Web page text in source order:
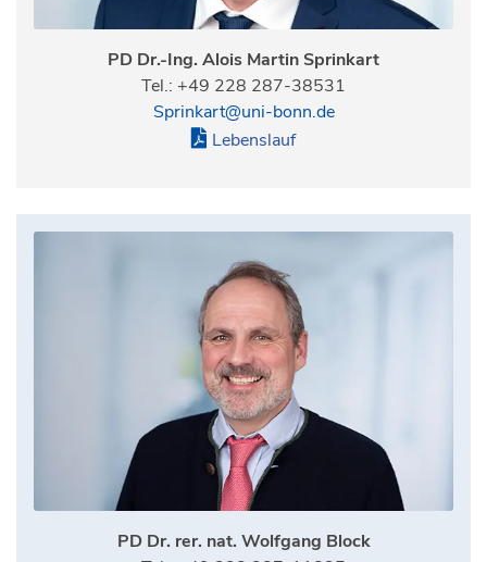
PD Dr.-Ing. Alois Martin Sprinkart
Tel.: +49 228 287-38531
Sprinkart@uni-bonn.de
Lebenslauf
PD Dr. rer. nat. Wolfgang Block